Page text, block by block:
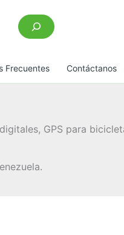
Buscar
Frecuentes Contáctanos
GPS para